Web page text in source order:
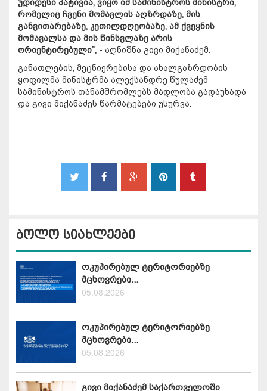
უდიდესი პატივია, ვიყო იმ სამინისტროს მინისტრი,
რომელიც ჩვენი მომავლის აღზრდაზე, მის
განვითარებაზე, კეთილდღეობაზე, ამ ქვეყნის
მომავალსა და მის წინსვლაზე არის
ორიენტირებული”, - აღნიშნა გივი მიქანაძემ.
განათლების, მეცნიერებისა და ახალგაზრდობის
ყოფილმა მინისტრმა ალექსანდრე წულაძემ
სამინისტროს თანამშრომლებს მადლობა გადაუხადა
და გივი მიქანაძეს წარმატებები უსურვა.
ბოლო სიახლეები
ოკუპირებულ ტერიტორიებზე
მცხოვრები...
05.08.2026
ოკუპირებულ ტერიტორიებზე
მცხოვრები...
05.08.2026
გივი მიქანაძემ საქართველოში